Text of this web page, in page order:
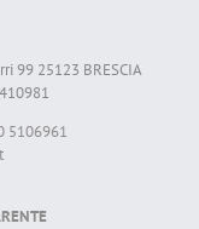
99 25123 BRESCIA
5106961